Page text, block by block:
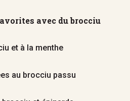
avec du brocciu
et à la menthe
au brocciu passu